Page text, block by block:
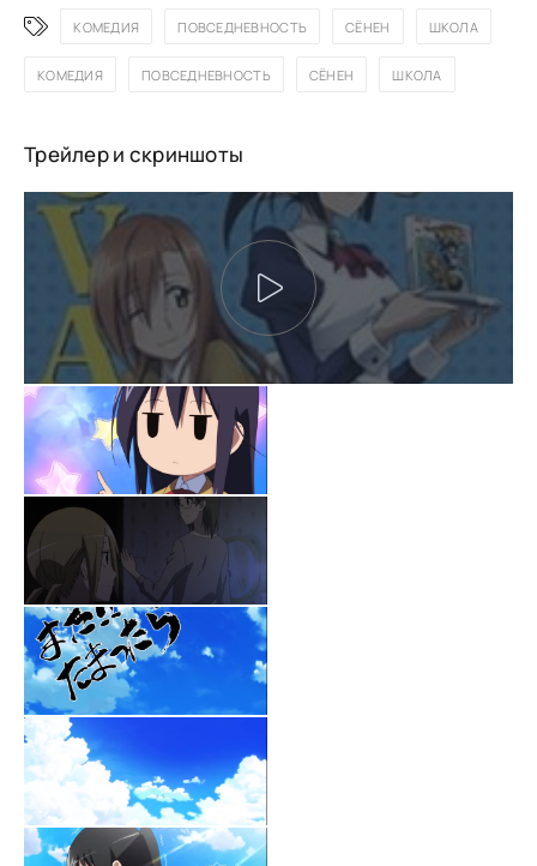
КОМЕДИЯ ПОВСЕДНЕВНОСТЬ СЁНЕН ШКОЛА
КОМЕДИЯ ПОВСЕДНЕВНОСТЬ СЁНЕН ШКОЛА
Трейлер и скриншоты